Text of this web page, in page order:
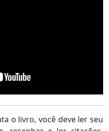
o livro, você deve ler seu